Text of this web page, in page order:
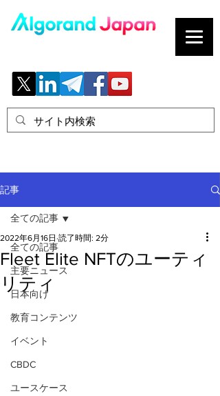
記事
全ての記事
主要ニュース
日本向け
教育コンテンツ
イベント
CBDC
ユースケース
全ての記事
Fleet Elite NFTのユーティ
リティ
2022年6月16日 読了時間: 2分